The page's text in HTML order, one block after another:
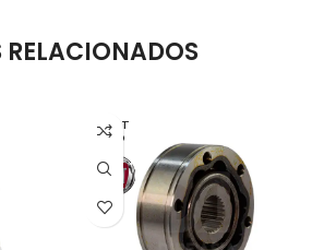
RELACIONADOS
AGOT
ADO